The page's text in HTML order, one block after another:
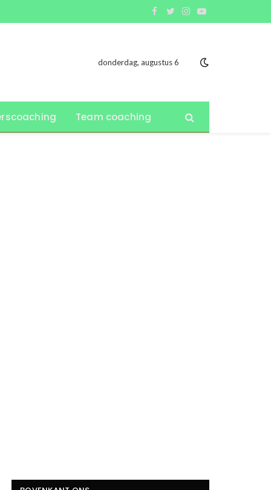
Facebook
TwitterInstagram
YouTube
donderdag, augustus 6
Team coaching